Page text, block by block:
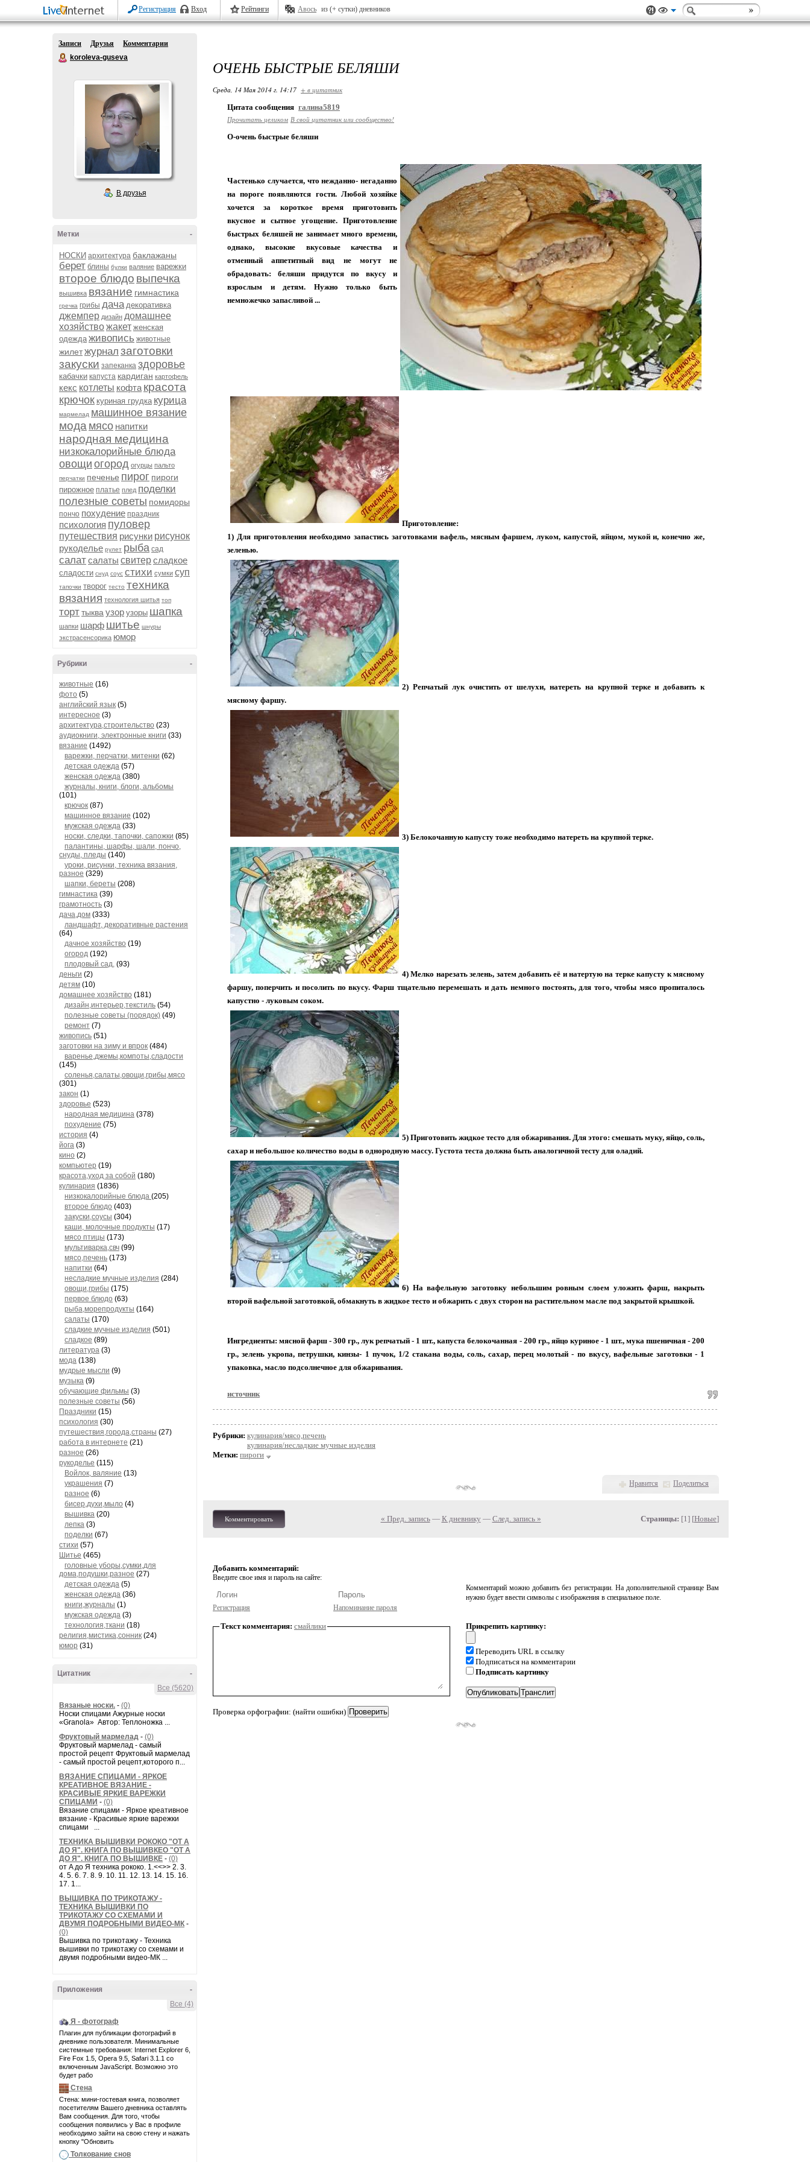
Регистрация Вход Рейтинги Авось из (+ сутки) дневников
Записи Друзья
Комментарии
koroleva-guseva
В друзья
-
Метки
НОСКИ архитектура баклажаны
берет блины булки валяние варежки
второе блюдо выпечка
вышивка вязание гимнастика
гречка грибы дача декоративка
джемпер дизайн домашнее
хозяйствожакет женская
одежда живопись животные
жилетжурнал заготовки
закуски запеканка здоровье
кабачки капуста кардиган картофель
кекс котлеты кофта красота
крючок куриная грудка курица
мармелад машинное вязание
мода мясо напитки
народная медицина
низкокалорийные блюда
овощи огород огурцы пальто
перчатки печенье пирог пироги
пирожное платье плед поделки
полезные советы помидоры
пончо похудение праздник
психология пуловер
путешествия рисунки рисунок
рукоделье рулет рыба сад
салатсалаты свитерсладкое
сладости снуд соус стихи сумки суп
тапочки творог тесто техника
вязания технология шитья топ
торттыква узор узоры шапка
шапки шарф шитье шнуры
экстрасенсорика юмор
-
Рубрики
животные (16)
фото (5)
английский язык (5)
интересное (3)
архитектура,строительство (23)
аудиокниги, электронные книги (33)
вязание (1492)
варежки, перчатки, митенки (62)
детская одежда (57)
женская одежда (380)
журналы, книги, блоги, альбомы
(101)
крючок (87)
машинное вязание (102)
мужская одежда (33)
носки, следки, тапочки, сапожки (85)
палантины, шарфы, шали, пончо,
снуды, пледы (140)
уроки, рисунки, техника вязания,
разное (329)
шапки, береты (208)
гимнастика (39)
грамотность (3)
дача,дом (333)
ландшафт, декоративные растения
(64)
дачное хозяйство (19)
огород (192)
плодовый сад, (93)
деньги (2)
детям (10)
домашнее хозяйство (181)
дизайн,интерьер,текстиль (54)
полезные советы (порядок) (49)
ремонт (7)
живопись (51)
заготовки на зиму и впрок (484)
варенье,джемы,компоты,сладости
(145)
соленья,салаты,овощи,грибы,мясо
(301)
закон (1)
здоровье (523)
народная медицина (378)
похудение (75)
история (4)
йога (3)
кино (2)
компьютер (19)
красота,уход за собой (180)
кулинария (1836)
низкокалорийные блюда (205)
второе блюдо (403)
закуски,соусы (304)
каши, молочные продукты (17)
мясо птицы (173)
мультиварка,свч (99)
мясо,печень (173)
напитки (64)
несладкие мучные изделия (284)
овощи,грибы (175)
первое блюдо (63)
рыба,морепродукты (164)
салаты (170)
сладкие мучные изделия (501)
сладкое (89)
литература (3)
мода (138)
мудрые мысли (9)
музыка (9)
обучающие фильмы (3)
полезные советы (56)
Праздники (15)
психология (30)
путешествия,города,страны (27)
работа в интернете (21)
разное (26)
рукоделье (115)
Войлок, валяние (13)
украшения (7)
разное (6)
бисер,духи,мыло (4)
вышивка (20)
лепка (3)
поделки (67)
стихи (57)
Шитье (465)
головные уборы,сумки,для
дома,подушки,разное (27)
детская одежда (5)
женская одежда (36)
книги,журналы (1)
мужская одежда (3)
технология,ткани (18)
религия,мистика,сонник (24)
юмор (31)
-
Цитатник
Все (5620)
Вязаные носки. - (0)
Носки спицами Ажурные носки
«Granola» Автор: Теплоножка ...
Фруктовый мармелад - (0)
Фруктовый мармелад - самый
простой рецепт Фруктовый мармелад
- самый простой рецепт,которого п...
ВЯЗАНИЕ СПИЦАМИ - ЯРКОЕ
КРЕАТИВНОЕ ВЯЗАНИЕ -
КРАСИВЫЕ ЯРКИЕ ВАРЕЖКИ
СПИЦАМИ - (0)
Вязание спицами - Яркое креативное
вязание - Красивые яркие варежки
спицами ...
ТЕХНИКА ВЫШИВКИ РОКОКО "ОТ А
ДО Я". КНИГА ПО ВЫШИВКЕО "ОТ А
ДО Я". КНИГА ПО ВЫШИВКЕ - (0)
от A до Я техника рококо. 1.<<>> 2. 3.
4. 5. 6. 7. 8. 9. 10. 11. 12. 13. 14. 15. 16.
17. 1...
ВЫШИВКА ПО ТРИКОТАЖУ -
ТЕХНИКА ВЫШИВКИ ПО
ТРИКОТАЖУ СО СХЕМАМИ И
ДВУМЯ ПОДРОБНЫМИ ВИДЕО-МК -
(0)
Вышивка по трикотажу - Техника
вышивки по трикотажу со схемами и
двумя подробными видео-МК ...
-
Приложения
Все (4)
Я - фотограф
Плагин для публикации фотографий в
дневнике пользователя. Минимальные
системные требования: Internet Explorer 6,
Fire Fox 1.5, Opera 9.5, Safari 3.1.1 со
включенным JavaScript. Возможно это
будет рабо
Стена
Стена: мини-гостевая книга, позволяет
посетителям Вашего дневника оставлять
Вам сообщения. Для того, чтобы
сообщения появились у Вас в профиле
необходимо зайти на свою стену и нажать
кнопку "Обновить
Толкование снов
ОЧЕНЬ БЫСТРЫЕ БЕЛЯШИ
Среда, 14 Мая 2014 г. 14:17 + в цитатник
Цитата сообщения галина5819
Прочитать целиком В свой цитатник или сообщество!
О-очень быстрые беляши
Частенько случается, что нежданно- негаданно
на пороге появляются гости. Любой хозяйке
хочется за короткое время приготовить
вкусное и сытное угощение. Приготовление
быстрых беляшей не занимает много времени,
однако, высокие вкусовые качества и
отменный аппетитный вид не могут не
обрадовать: беляши придутся по вкусу и
взрослым и детям. Нужно только быть
немножечко запасливой ...
Приготовление:
1) Для приготовления необходимо запастись заготовками вафель, мясным фаршем, луком, капустой, яйцом, мукой и, конечно же,
зеленью.
2) Репчатый лук очистить от шелухи, натереть на крупной терке и добавить к
мясному фаршу.
3) Белокочанную капусту тоже необходимо натереть на крупной терке.
4) Мелко нарезать зелень, затем добавить её и натертую на терке капусту к мясному
фаршу, поперчить и посолить по вкусу. Фарш тщательно перемешать и дать немного постоять, для того, чтобы мясо пропиталось
капустно - луковым соком.
5) Приготовить жидкое тесто для обжаривания. Для этого: смешать муку, яйцо, соль,
сахар и небольшое количество воды в однородную массу. Густота теста должна быть аналогичной тесту для оладий.
6) На вафельную заготовку небольшим ровным слоем уложить фарш, накрыть
второй вафельной заготовкой, обмакнуть в жидкое тесто и обжарить с двух сторон на растительном масле под закрытой крышкой.
Ингредиенты: мясной фарш - 300 гр., лук репчатый - 1 шт., капуста белокочанная - 200 гр., яйцо куриное - 1 шт., мука пшеничная - 200
гр., зелень укропа, петрушки, кинзы- 1 пучок, 1/2 стакана воды, соль, сахар, перец молотый - по вкусу, вафельные заготовки - 1
упаковка, масло подсолнечное для обжаривания.
источник
Рубрики: кулинария/мясо,печень
кулинария/несладкие мучные изделия
Метки: пироги
Нравится Поделиться
Комментировать « Пред. запись— К дневнику — След. запись » Страницы: [1] [Новые]
Добавить комментарий:
Введите свое имя и пароль на сайте:
Регистрация Напоминание пароля
Комментарий можно добавить без регистрации. На дополнительной странице Вам
нужно будет ввести символы с изображения в специальное поле.
Текст комментария: смайлики
Проверка орфографии: (найти ошибки)
Прикрепить картинку:
Переводить URL в ссылку
Подписаться на комментарии
Подписать картинку